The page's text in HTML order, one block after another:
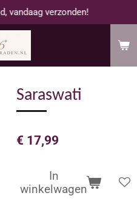
vandaag verzonden!
Saraswati
€ 17,99
In
winkelwagen